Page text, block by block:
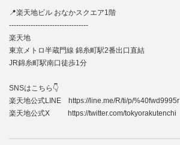
📍楽天地ビル おなかスクエア1階
‐‐‐‐‐‐‐‐‐‐‐‐‐‐‐‐‐‐‐‐‐‐‐‐‐‐‐‐‐‐‐‐‐
楽天地
東京メトロ半蔵門線 錦糸町駅2番出口直結
JR錦糸町駅南口徒歩1分
SNSはこちら👇
楽天地公式LINE https://line.me/R/ti/p/%40fwd9995r
楽天地公式X https://twitter.com/tokyorakutenchi